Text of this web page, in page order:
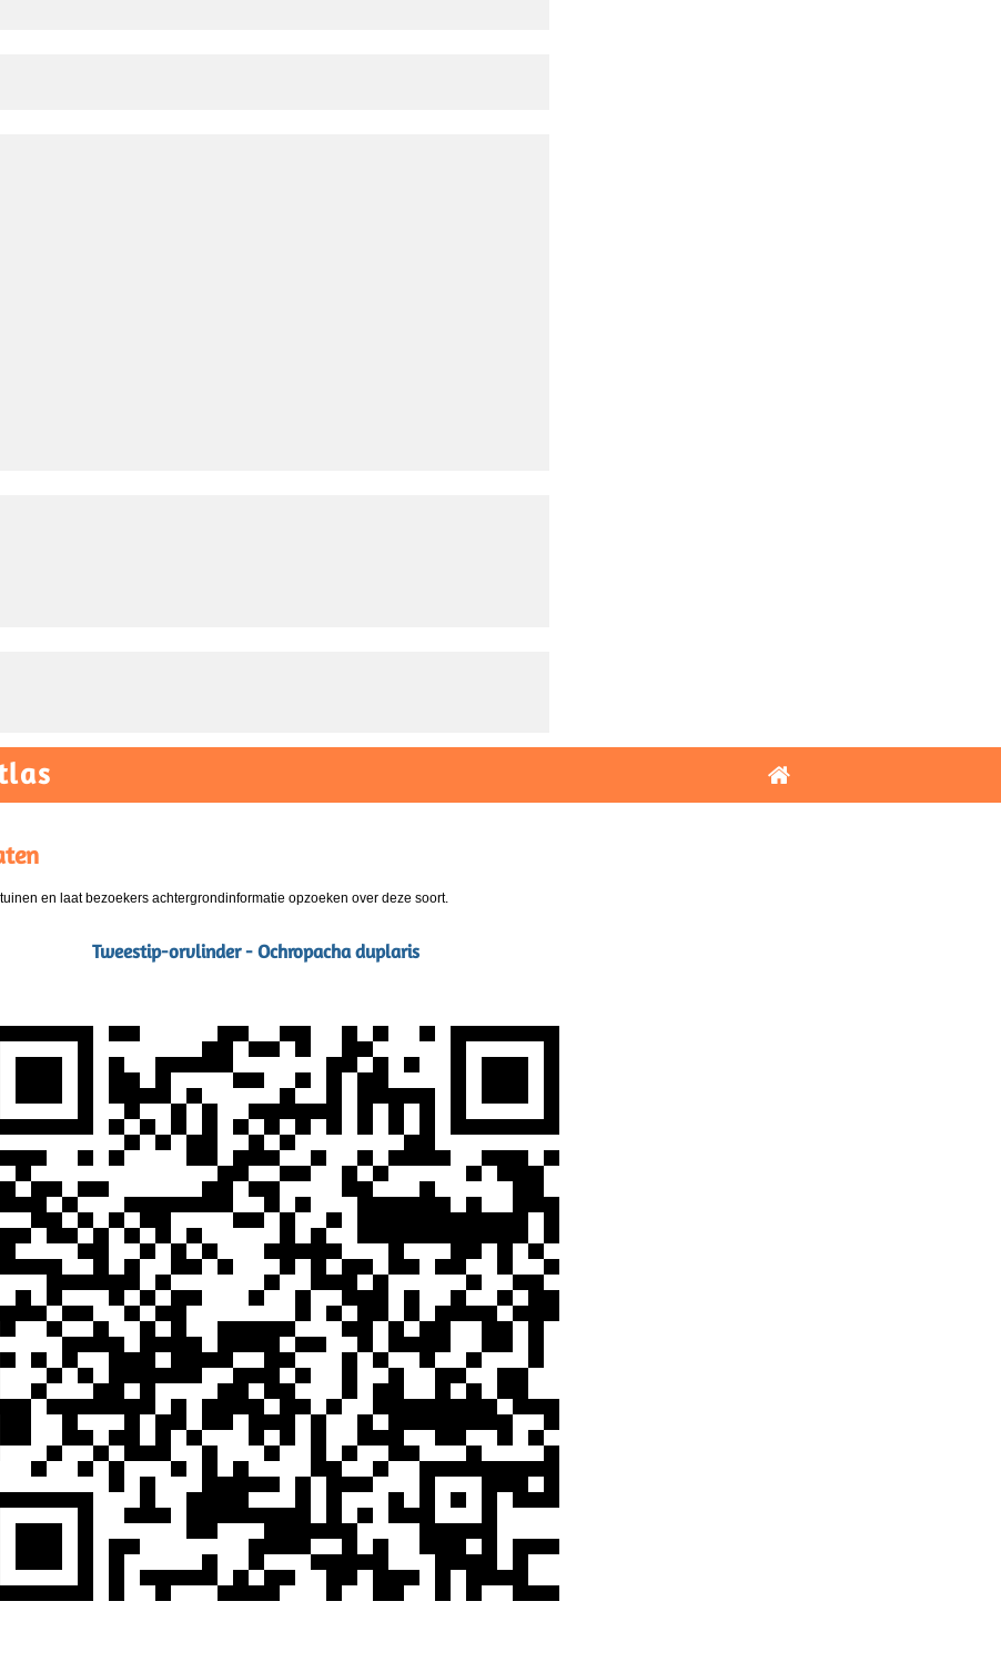
en laat bezoekers achtergrondinformatie opzoeken over deze soort.
Tweestip-orvlinder - Ochropacha duplaris